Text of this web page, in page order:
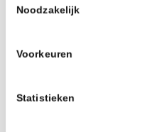
Noodzakelijk
Voorkeuren
Statistieken